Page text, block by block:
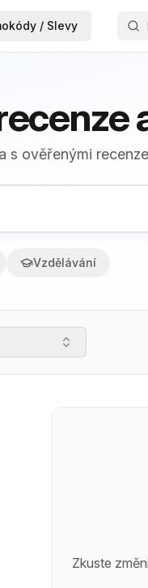
/ Slevy
ověřenými
Vzdělávání
Zkuste